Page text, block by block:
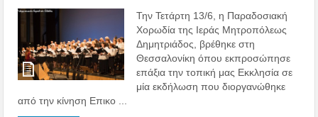
Την Τετάρτη 13/6, η Παραδοσιακή
Χορωδία της Ιεράς Μητροπόλεως
Δημητριάδος, βρέθηκε στη
Θεσσαλονίκη όπου εκπροσώπησε
επάξια την τοπική μας Εκκλησία σε
μία εκδήλωση που διοργανώθηκε
από την κίνηση Επικο ...